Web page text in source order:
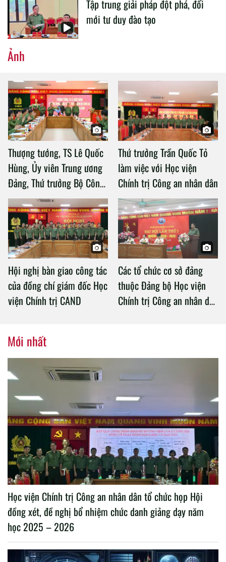
Tập trung giải pháp đột phá, đổi
mới tư duy đào tạo
Ảnh
Thượng tướng, TS Lê Quốc
Hùng, Ủy viên Trung ương
Đảng, Thứ trưởng Bộ Công
an làm việc với Học viện
Chính trị Công an nhân dân
Thứ trưởng Trần Quốc Tỏ
làm việc với Học viện
Chính trị Công an nhân dân
Hội nghị bàn giao công tác
của đồng chí giám đốc Học
viện Chính trị CAND
Các tổ chức cơ sở đảng
thuộc Đảng bộ Học viện
Chính trị Công an nhân dân
Mới nhất
Học viện Chính trị Công an nhân dân tổ chức họp Hội
đồng xét, đề nghị bổ nhiệm chức danh giảng dạy năm
học 2025 – 2026